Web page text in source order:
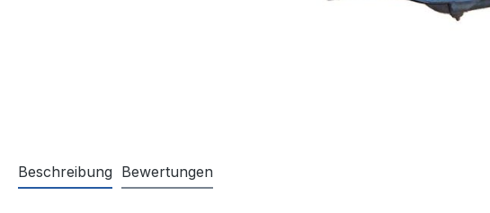
Beschreibung Bewertungen